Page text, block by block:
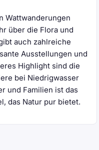
Wattwanderungen
über die Flora und
auch zahlreiche
Ausstellungen und
Highlight sind die
bei Niedrigwasser
und Familien ist das
das Natur pur bietet.